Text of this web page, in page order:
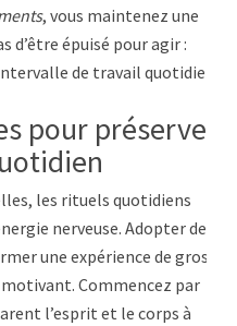
, vous maintenez une
d’être épuisé pour agir :
de travail quotidien.
pour préserver
les rituels quotidiens
nerveuse. Adopter des
une expérience de gros
Commencez par
l’esprit et le corps à